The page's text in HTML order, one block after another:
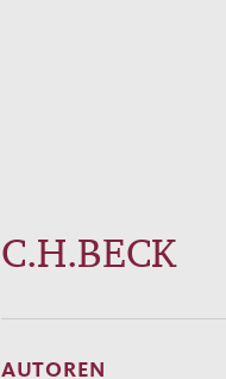
C.H.BECK
AUTOREN